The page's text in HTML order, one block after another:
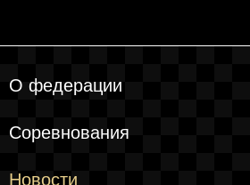
О федерации
Соревнования
Новости